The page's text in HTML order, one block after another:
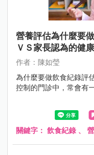
營養評估為什麼要
ＶＳ家長認為的健
作者：陳如瑩
為什麼要做飲食紀錄評
控制的門診中，常會有
關鍵字： 飲食紀錄、